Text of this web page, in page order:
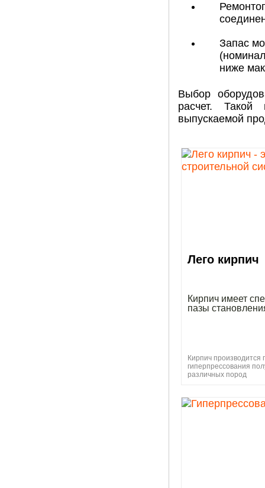
Запас
ниже
Выбор
расчет. Такой
выпускаемой
Лего кирпич
Кирпич имеет
пазы
Кирпич производится
гиперпрессования
различных пород